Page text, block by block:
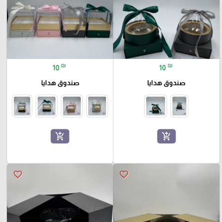
10 ₪
صندوق هدايا
add_shopping_cart
10 ₪
صندوق هدايا
add_shopping_cart
favorite_border
favorite_border